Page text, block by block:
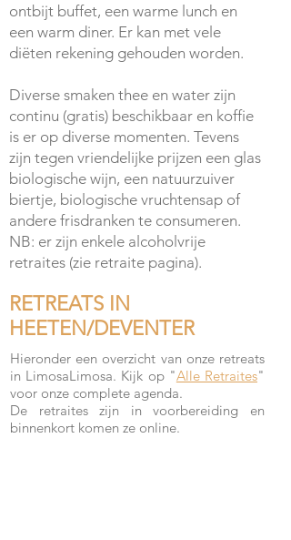
ontbijt buffet, een warme lunch en
een warm diner. Er kan met vele
diëten rekening gehouden worden.
Diverse smaken thee en water zijn
continu (gratis) beschikbaar en koffie
is er op diverse momenten. Tevens
zijn tegen vriendelijke prijzen een glas
biologische wijn, een natuurzuiver
biertje, biologische vruchtensap of
andere frisdranken te consumeren.
NB: er zijn enkele alcoholvrije
retraites (zie retraite pagina).
RETREATS IN
HEETEN/DEVENTER
Hieronder een overzicht van onze retreats
in LimosaLimosa. Kijk op "Alle Retraites"
voor onze complete agenda.
De retraites zijn in voorbereiding en
binnenkort komen ze online.